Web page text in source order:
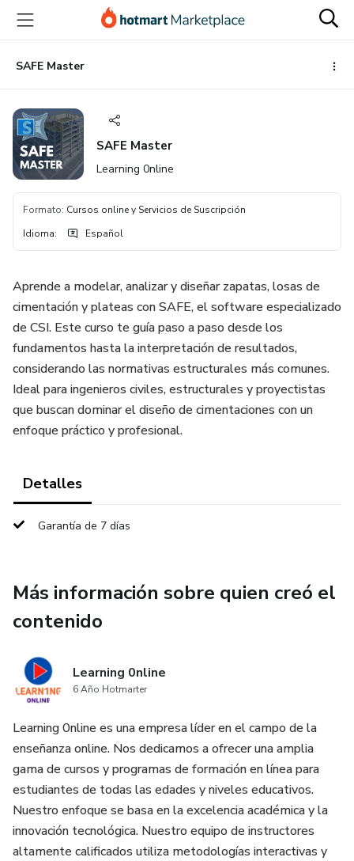
principal
página
de
página
SAFE Master
SAFE Master
Learning 0nline
Formato: Cursos online y Servicios de Suscripción
Idioma: Español
Aprende a modelar, analizar y diseñar zapatas, losas de
cimentación y plateas con SAFE, el software especializado
de CSI. Este curso te guía paso a paso desde los
fundamentos hasta la interpretación de resultados,
considerando las normativas estructurales más comunes.
Ideal para ingenieros civiles, estructurales y proyectistas
que buscan dominar el diseño de cimentaciones con un
enfoque práctico y profesional.
Detalles
Garantía de 7 días
Más información sobre quien creó el
contenido
Learning 0nline
6 Año Hotmarter
Learning 0nline es una empresa líder en el campo de la
enseñanza online. Nos dedicamos a ofrecer una amplia
gama de cursos y programas de formación en línea para
estudiantes de todas las edades y niveles educativos.
Nuestro enfoque se basa en la excelencia académica y la
innovación tecnológica. Nuestro equipo de instructores
altamente calificados utiliza metodologías interactivas y